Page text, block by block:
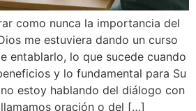
como nunca la importancia del
me estuviera dando un curso
entablarlo, lo que sucede cuando
y lo fundamental para Su
estoy hablando del diálogo con
oración o del […]